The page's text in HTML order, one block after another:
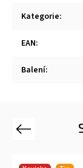
Kategorie:
EAN:
Balení:
Previous